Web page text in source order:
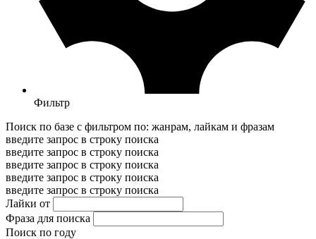
Фильтр
Поиск по базе с фильтром по: жанрам, лайкам и фразам
введите запрос в строку поиска
введите запрос в строку поиска
введите запрос в строку поиска
введите запрос в строку поиска
введите запрос в строку поиска
Лайки от
Фраза для поиска
Поиск по году